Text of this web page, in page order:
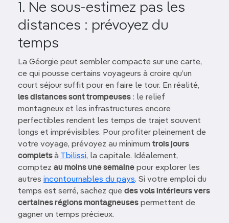
1. Ne sous-estimez pas les
distances : prévoyez du
temps
La Géorgie peut sembler compacte sur une carte,
ce qui pousse certains voyageurs à croire qu’un
court séjour suffit pour en faire le tour. En réalité,
les distances sont trompeuses : le relief
montagneux et les infrastructures encore
perfectibles rendent les temps de trajet souvent
longs et imprévisibles. Pour profiter pleinement de
votre voyage, prévoyez au minimum trois jours
completsà Tbilissi, la capitale. Idéalement,
comptez au moins une semaine pour explorer les
autres incontournables du pays. Si votre emploi du
temps est serré, sachez que des vols intérieurs vers
certaines régions montagneuses permettent de
gagner un temps précieux.